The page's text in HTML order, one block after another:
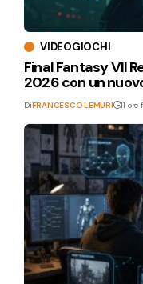
VIDEOGIOCHI
Final Fantasy VII
2026 con un
DiFRANCESCO LEMURI 11 ore